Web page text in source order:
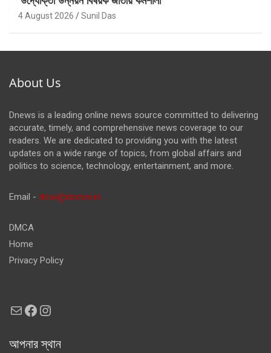
4 August 2026 Sunil Das
About Us
Dnews is a leading online news source committed to delivering
accurate, timely, and comprehensive news coverage to our
readers. We are dedicated to providing you with the latest
updates on a wide range of topics, from global affairs and
politics to science, technology, entertainment, and more.
Email - desk@dnews.in
DMCA
Home
Privacy Policy
MailFacebook
Instagram
আপনার স্থান